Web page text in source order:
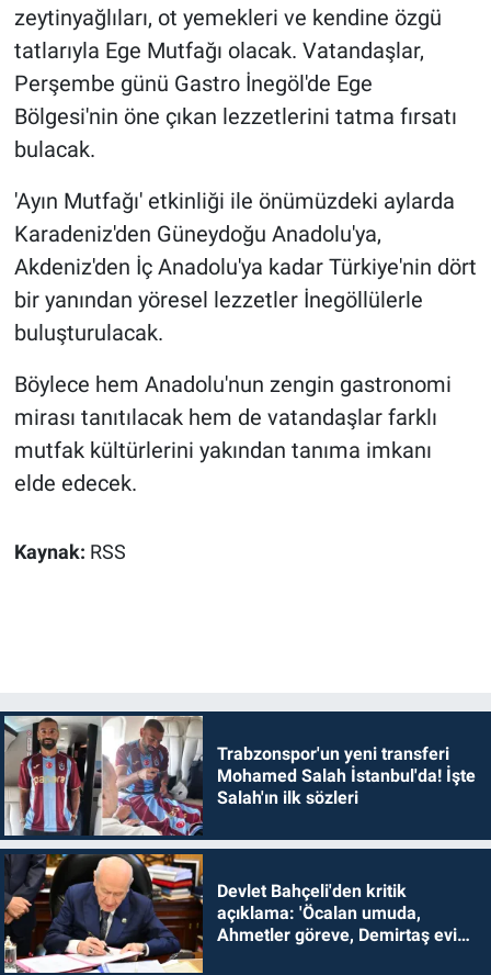
zeytinyağlıları, ot yemekleri ve kendine özgü
tatlarıyla Ege Mutfağı olacak. Vatandaşlar,
Perşembe günü Gastro İnegöl'de Ege
Bölgesi'nin öne çıkan lezzetlerini tatma fırsatı
bulacak.
'Ayın Mutfağı' etkinliği ile önümüzdeki aylarda
Karadeniz'den Güneydoğu Anadolu'ya,
Akdeniz'den İç Anadolu'ya kadar Türkiye'nin dört
bir yanından yöresel lezzetler İnegöllülerle
buluşturulacak.
Böylece hem Anadolu'nun zengin gastronomi
mirası tanıtılacak hem de vatandaşlar farklı
mutfak kültürlerini yakından tanıma imkanı
elde edecek.
Kaynak: RSS
Trabzonspor'un yeni transferi
Mohamed Salah İstanbul'da! İşte
Salah'ın ilk sözleri
Devlet Bahçeli'den kritik
açıklama: 'Öcalan umuda,
Ahmetler göreve, Demirtaş evine